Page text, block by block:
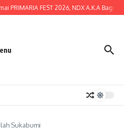
PRIMARIA FEST 2026, NDX A.K.A
Sukabumi